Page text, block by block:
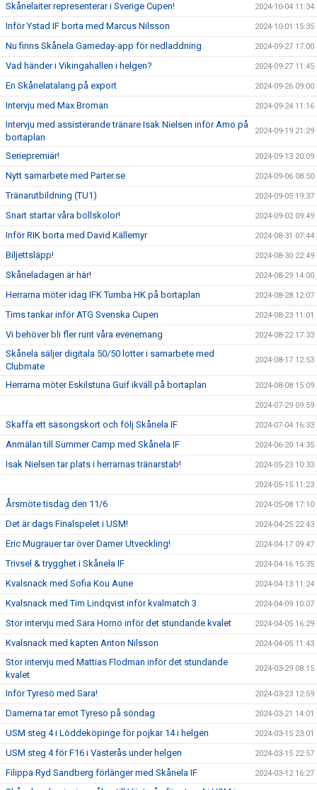
Skånelaiter representerar i Sverige Cupen! 2024-10-04 11:34
Inför Ystad IF borta med Marcus Nilsson 2024-10-01 15:35
Nu finns Skånela Gameday-app för nedladdning 2024-09-27 17:00
Vad händer i Vikingahallen i helgen? 2024-09-27 11:45
En Skånelatalang på export 2024-09-26 09:00
Intervju med Max Broman 2024-09-24 11:16
Intervju med assisterande tränare Isak Nielsen inför Amo på
bortaplan
2024-09-19 21:29
Seriepremiär! 2024-09-13 20:09
Nytt samarbete med Parter.se 2024-09-06 08:50
Tränarutbildning (TU1) 2024-09-05 19:37
Snart startar våra bollskolor! 2024-09-02 09:49
Inför RIK borta med David Källemyr 2024-08-31 07:44
Biljettsläpp! 2024-08-30 22:49
Skåneladagen är här! 2024-08-29 14:00
Herrarna möter idag IFK Tumba HK på bortaplan 2024-08-28 12:07
Tims tankar inför ATG Svenska Cupen 2024-08-23 11:01
Vi behöver bli fler runt våra evenemang 2024-08-22 17:33
Skånela säljer digitala 50/50 lotter i samarbete med
Clubmate
2024-08-17 12:53
Herrarna möter Eskilstuna Guif ikväll på bortaplan 2024-08-08 15:09
2024-07-29 09:59
Skaffa ett säsongskort och följ Skånela IF 2024-07-04 16:33
Anmälan till Summer Camp med Skånela IF 2024-06-20 14:35
Isak Nielsen tar plats i herrarnas tränarstab! 2024-05-23 10:33
2024-05-15 11:23
Årsmöte tisdag den 11/6 2024-05-08 17:10
Det är dags Finalspelet i USM! 2024-04-25 22:43
Eric Mugrauer tar över Damer Utveckling! 2024-04-17 09:47
Trivsel & trygghet i Skånela IF 2024-04-16 15:35
Kvalsnack med Sofia Kou Aune 2024-04-13 11:24
Kvalsnack med Tim Lindqvist inför kvalmatch 3 2024-04-09 10:07
Stor intervju med Sara Hornö inför det stundande kvalet 2024-04-05 16:29
Kvalsnack med kapten Anton Nilsson 2024-04-05 11:43
Stor intervju med Mattias Flodman inför det stundande
kvalet
2024-03-29 08:15
Inför Tyresö med Sara! 2024-03-23 12:59
Damerna tar emot Tyresö på söndag 2024-03-21 14:01
USM steg 4 i Löddeköpinge för pojkar 14 i helgen 2024-03-15 23:01
USM steg 4 för F16 i Västerås under helgen 2024-03-15 22:57
Filippa Ryd Sandberg förlänger med Skånela IF 2024-03-12 16:27